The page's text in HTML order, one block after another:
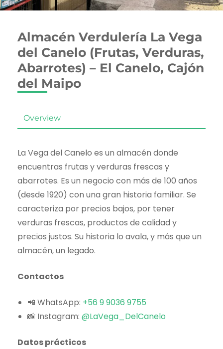
Almacén Verdulería La Vega
del Canelo (Frutas, Verduras,
Abarrotes) – El Canelo, Cajón
del Maipo
Overview
La Vega del Canelo es un almacén donde
encuentras frutas y verduras frescas y
abarrotes. Es un negocio con más de 100 años
(desde 1920) con una gran historia familiar. Se
caracteriza por precios bajos, por tener
verduras frescas, productos de calidad y
precios justos. Su historia lo avala, y más que un
almacén, un legado.
Contactos
📲 WhatsApp: +56 9 9036 9755
📸 Instagram: @LaVega_DelCanelo
Datos prácticos